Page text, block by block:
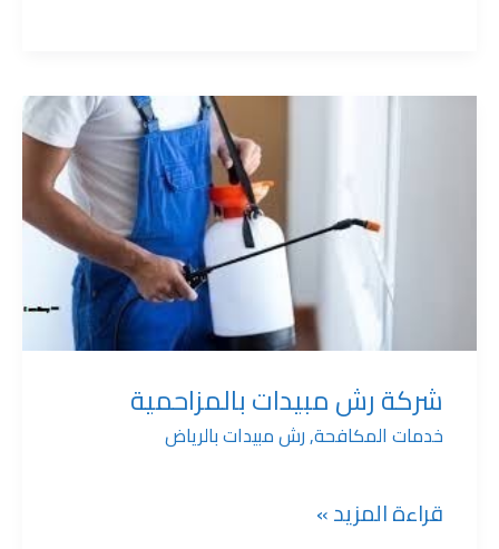
شركة رش مبيدات بالمزاحمية
خدمات المكافحة,رش مبيدات بالرياض
مبيدات
بالمزاحمية
قراءة المزيد »